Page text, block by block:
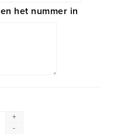
het nummer in
+
-